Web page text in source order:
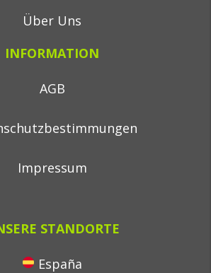
Über Uns
INFORMATION
AGB
Impressum
STANDORTE
España